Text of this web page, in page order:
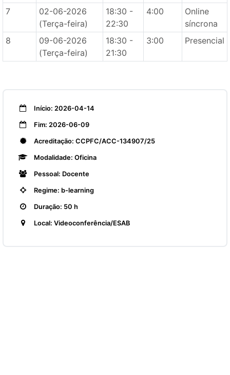
7
02-06-2026
(Terça-feira)
18:30 -
22:30
4:00
Online
síncrona
8
09-06-2026
(Terça-feira)
18:30 -
21:30
3:00 Presencial
Início: 2026-04-14
Fim: 2026-06-09
Acreditação: CCPFC/ACC-134907/25
Modalidade: Oficina
Pessoal: Docente
Regime: b-learning
Duração: 50 h
Local: Videoconferência/ESAB